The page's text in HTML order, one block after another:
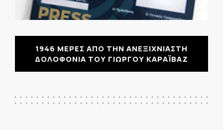
1946 ΜΕΡΕΣ ΑΠΟ ΤΗΝ ΑΝΕΞΙΧΝΙΑΣΤΗ
ΔΟΛΟΦΟΝΙΑ ΤΟΥ ΓΙΩΡΓΟΥ ΚΑΡΑΪΒΑΖ